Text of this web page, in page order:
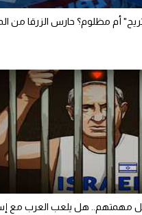
أم مظلوم؟ حارس الزرقا من
مهمتهم.. هل يلعب العرب مع